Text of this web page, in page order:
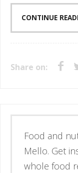
CONTINUE
Share on:
Esse é o
Mello. Se
simples e